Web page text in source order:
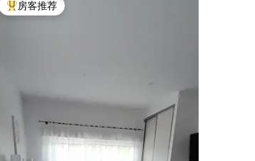
热门「房客推荐」
房客推荐